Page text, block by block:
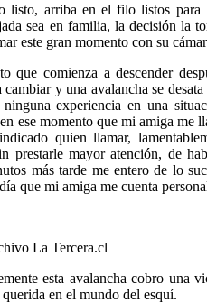
listo, arriba en el filo listos
sea en familia, la decisión la
este gran momento con su
que comienza a descender
cambiar y una avalancha se
experiencia en una
ese momento que mi amiga me
quien llamar,
prestarle mayor atención, de
más tarde me entero de lo
que mi amiga me cuenta
La Tercera.cl
esta avalancha cobro una
en el mundo del esquí.